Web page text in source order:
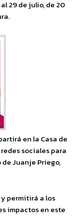
29 de julio, de 20
en la Casa de
sociales para
Juanje Priego,
y permitirá a los
impactos en este